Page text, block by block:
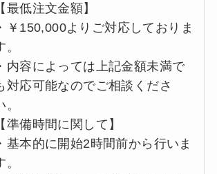
【最低注文金額】
￥150,000よりご対応しておりま
。
内容によっては上記金額未満で
対応可能なのでご相談くださ
。
【準備時間に関して】
基本的に開始2時間前から行いま
。